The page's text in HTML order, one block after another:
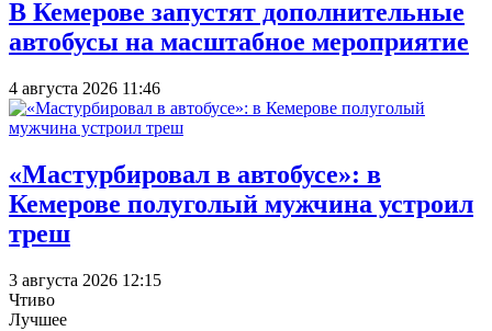
В Кемерове запустят дополнительные
автобусы на масштабное мероприятие
4 августа 2026 11:46
«Мастурбировал в автобусе»: в
Кемерове полуголый мужчина устроил
треш
3 августа 2026 12:15
Чтиво
Лучшее